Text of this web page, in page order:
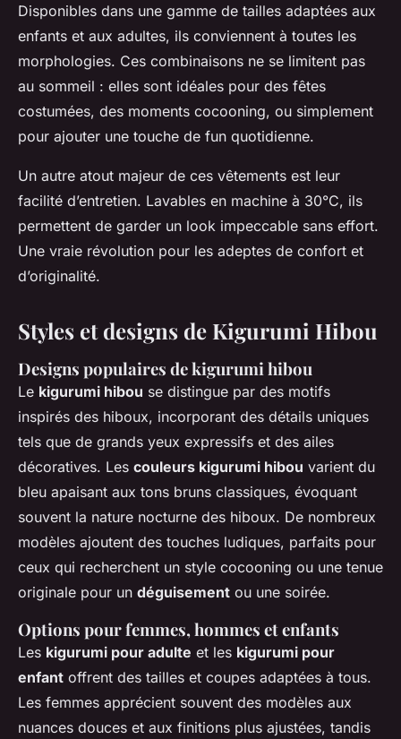
Disponibles dans une gamme de tailles adaptées aux
enfants et aux adultes, ils conviennent à toutes les
morphologies. Ces combinaisons ne se limitent pas
au sommeil : elles sont idéales pour des fêtes
costumées, des moments cocooning, ou simplement
pour ajouter une touche de fun quotidienne.
Un autre atout majeur de ces vêtements est leur
facilité d’entretien. Lavables en machine à 30°C, ils
permettent de garder un look impeccable sans effort.
Une vraie révolution pour les adeptes de confort et
d’originalité.
Styles et designs de Kigurumi Hibou
Designs populaires de kigurumi hibou
Le kigurumi hibou se distingue par des motifs
inspirés des hiboux, incorporant des détails uniques
tels que de grands yeux expressifs et des ailes
décoratives. Les couleurs kigurumi hibou varient du
bleu apaisant aux tons bruns classiques, évoquant
souvent la nature nocturne des hiboux. De nombreux
modèles ajoutent des touches ludiques, parfaits pour
ceux qui recherchent un style cocooning ou une tenue
originale pour un déguisement ou une soirée.
Options pour femmes, hommes et enfants
Les kigurumi pour adulte et les kigurumi pour
enfant offrent des tailles et coupes adaptées à tous.
Les femmes apprécient souvent des modèles aux
nuances douces et aux finitions plus ajustées, tandis